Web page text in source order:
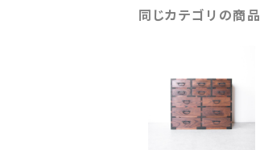
同じカテゴリの商品